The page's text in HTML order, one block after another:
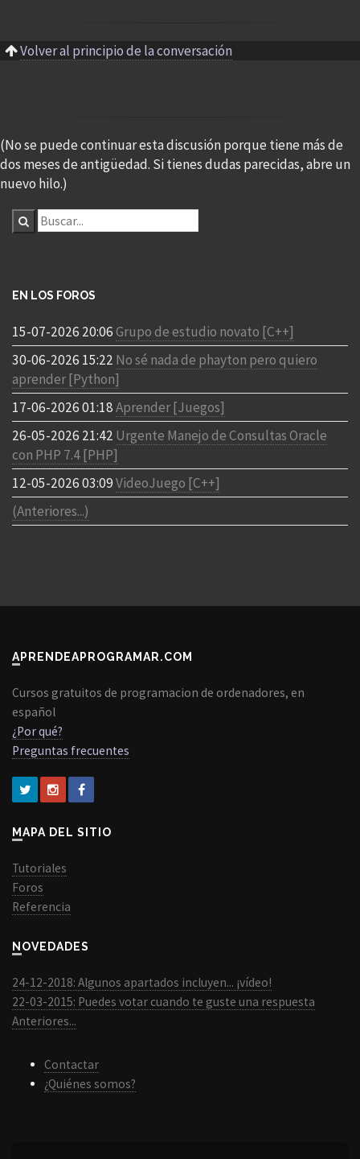
Volver al principio de la conversación
(No se puede continuar esta discusión porque tiene más de
dos meses de antigüedad. Si tienes dudas parecidas, abre un
nuevo hilo.)
EN LOS FOROS
15-07-2026 20:06Grupo de estudio novato [C++]
30-06-2026 15:22 No sé nada de phayton pero quiero
aprender [Python]
17-06-2026 01:18Aprender [Juegos]
26-05-2026 21:42 Urgente Manejo de Consultas Oracle
con PHP 7.4 [PHP]
12-05-2026 03:09VideoJuego [C++]
(Anteriores...)
APRENDEAPROGRAMAR.COM
Cursos gratuitos de programacion de ordenadores, en
español
¿Por qué?
Preguntas frecuentes
MAPA DEL SITIO
Tutoriales
Foros
Referencia
NOVEDADES
24-12-2018: Algunos apartados incluyen... ¡vídeo!
22-03-2015: Puedes votar cuando te guste una respuesta
Anteriores...
Contactar
¿Quiénes somos?